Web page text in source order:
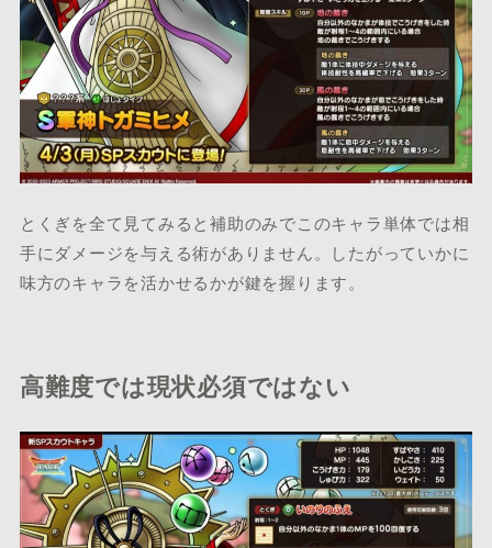
とくぎを全て見てみると補助のみでこのキャラ単体では相
手にダメージを与える術がありません。したがっていかに
味方のキャラを活かせるかが鍵を握ります。
高難度では現状必須ではない